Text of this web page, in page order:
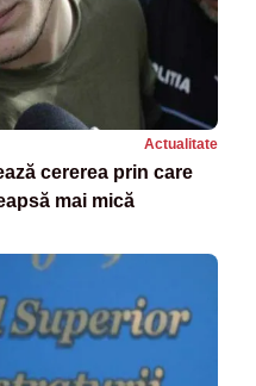
Actualitate
cererea prin care
mai mică